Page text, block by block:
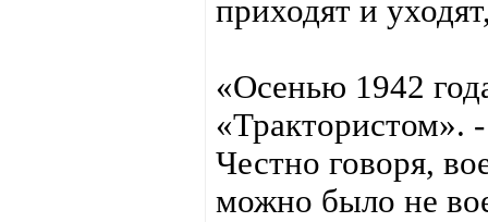
приходят и
«Осенью 1942
«Трактористом».
Честно говоря,
можно было не